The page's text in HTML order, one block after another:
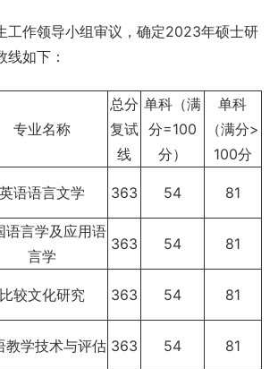
工作领导小组审议，确定2023年硕士研
线如下：
专业名称
总分
复试
线
单科（满
分=100
分）
单科
（满分>
100分
英语语言文学 363 54 81
语言学及应用语
言学
363 54 81
比较文化研究 363 54 81
教学技术与评估 363 54 81